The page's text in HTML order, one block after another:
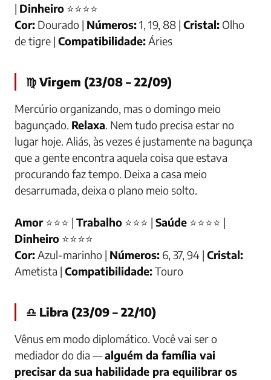
| Dinheiro ⭐⭐⭐⭐
Cor: Dourado | Números:1, 19, 88 | Cristal: Olho
de tigre | Compatibilidade:Áries
♍ Virgem (23/08 – 22/09)
Mercúrio organizando, mas o domingo meio
bagunçado. Relaxa. Nem tudo precisa estar no
lugar hoje. Aliás, às vezes é justamente na bagunça
que a gente encontra aquela coisa que estava
procurando faz tempo. Deixa a casa meio
desarrumada, deixa o plano meio solto.
Amor⭐⭐⭐ | Trabalho ⭐⭐⭐ | Saúde ⭐⭐⭐⭐ |
Dinheiro ⭐⭐⭐⭐
Cor:Azul-marinho | Números: 6, 37, 94 | Cristal:
Ametista | Compatibilidade:Touro
♎ Libra (23/09 – 22/10)
Vênus em modo diplomático. Você vai ser o
mediador do dia —alguém da família vai
precisar da sua habilidade pra equilibrar os